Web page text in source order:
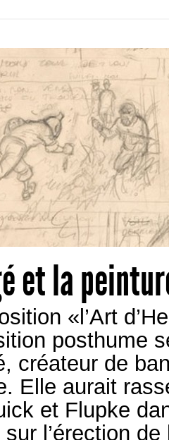
et la
«l’Art
posthume
créateur de
Elle aurait
et Flupke
sur l’érection